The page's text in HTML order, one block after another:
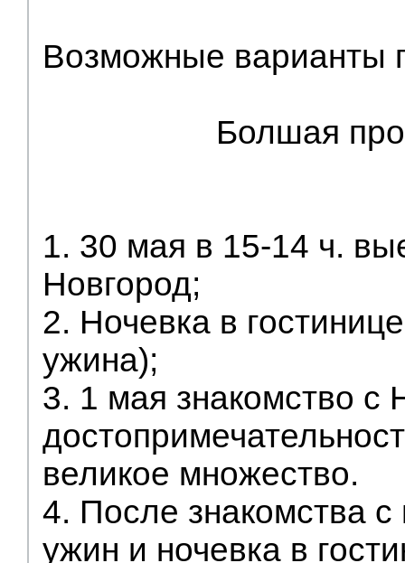
Возможные варианты
Болшая
1. 30 мая в 15-14 ч.
Новгород;
2. Ночевка в
ужина);
3. 1 мая знакомство с
великое множество.
4. После знакомства с
ужин и ночевка в